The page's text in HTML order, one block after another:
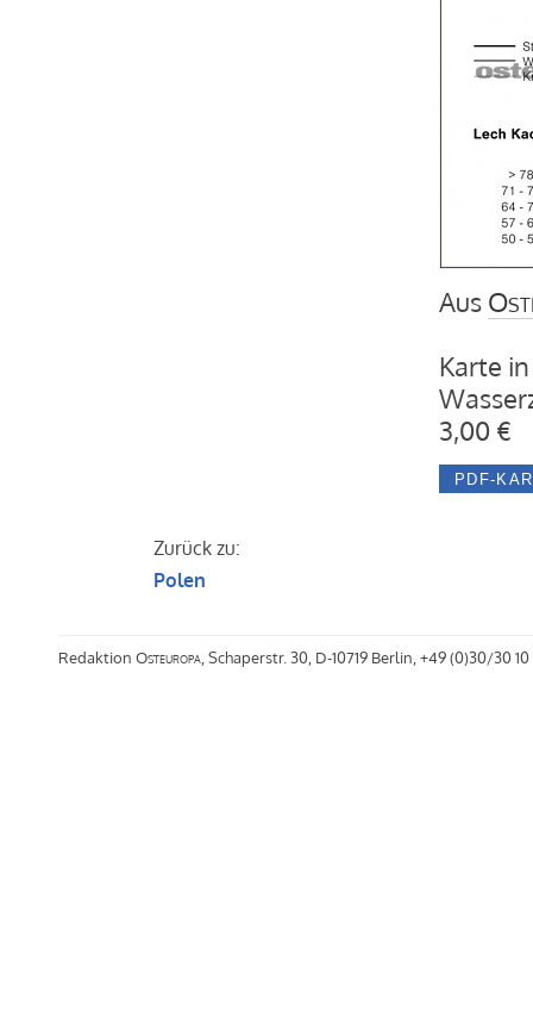
Aus
Karte
3,00 €
Zurück zu:
Polen
Redaktion Osteuropa , Schaperstr. 30, D-10719 Berlin, +49 (0)30/30